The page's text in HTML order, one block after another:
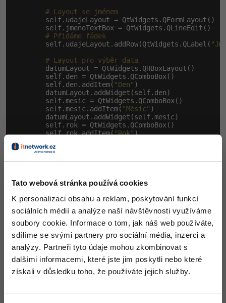
Tato webová stránka používá cookies
K personalizaci obsahu a reklam, poskytování funkcí
sociálních médií a analýze naší návštěvnosti využíváme
soubory cookie. Informace o tom, jak náš web používáte,
sdílíme se svými partnery pro sociální média, inzerci a
analýzy. Partneři tyto údaje mohou zkombinovat s
dalšími informacemi, které jste jim poskytli nebo které
získali v důsledku toho, že používáte jejich služby.
# Layout se jménem
        self.udajeLayout = QtWidgets.QFormLayout()
        self.jmenoTextBox = QtWidgets.QLineEdit()
# Přidáme řádek
        self.udajeLayout.addRow(QtWidgets.QLabel(
# Layout pro výběr data
        datumLayout = QtWidgets.QHBoxLayout()
        self.den = QtWidgets.QComboBox()
        self.den.addItem(
"Den" )
        datumLayout.addWidget(self.den)
        self.mesic = QtWidgets.QComboBox()
        self.mesic.addItem(
"Měsíc" )
        datumLayout.addWidget(self.mesic)
        self.rok = QtWidgets.QComboBox()
        self.rok.addItem(
"Rok")
        datumLayout.addWidget(self.rok)
        self.udajeLayout.addRow(
None
        layoutFormulare.addLayout(self.udajeLayout)
def setup(self):
pass
Třída OsobaForm již nedědí z
QtWidgets.QMainWindow , ale pouze z
QtWidgets.QWidget . To proto, že se jedná o